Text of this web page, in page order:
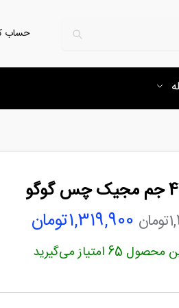
حساب
تومان 1,319,900تومان
محصول 65 امتیاز می‌گیرید